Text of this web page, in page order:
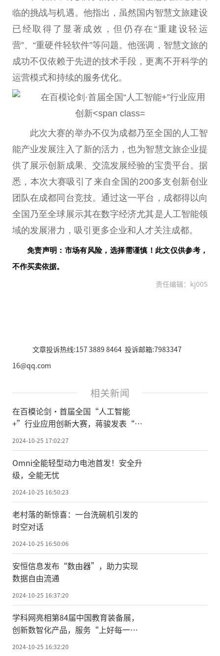
临的挑战与机遇。他指出，虽然国内智慧文旅建设
已经取得了显著成效，但仍存在“重建设轻运
营”、“重硬件轻软件”等问题。他强调，智慧文旅的
成功不仅依赖于先进的技术手段，更离不开科学的
运营模式和持续的服务优化。
此次大赛的举办不仅为成都乃至全国的人工智
能产业发展注入了新的活力，也为智慧文旅企业提
供了展示创新成果、交流发展经验的宝贵平台 。据
悉，本次 大赛吸引了来自全国的200多支创新创业
团队在成都同 台竞技。通过这一平台 ，成都得以向
全国乃至全球展示其在数字经济尤其是人工智能领
域的发展潜力，吸引更多企业和人才关注成都。
免责声明：市场有风险，选择需谨慎！此文仅供参考，
不作买卖依据。
责任编辑：kj005
文章投诉热线:157 3889 8464 投诉邮箱:7983347
16@qq.com
相关新闻
在百模论剑·首届全国“人工智能
+”行业应用创新大赛，蒋骏发表“基
于AI的文旅产业创新”演讲
2024-10-25 17:02:27
Omni全能轻型动力电池首发！安全升
级，全能无忧
2024-10-25 16:50:23
老村落的新惊喜：一台洗碗机引发的
时空对话
2024-10-25 16:50:06
安恒信息发布“数由器”，助力实现
数据自由流通
2024-10-25 16:37:20
学科网亮相第84届中国教育装备展，
创新数智化产品，服务“上好每一堂
课”
2024-10-25 16:32:20